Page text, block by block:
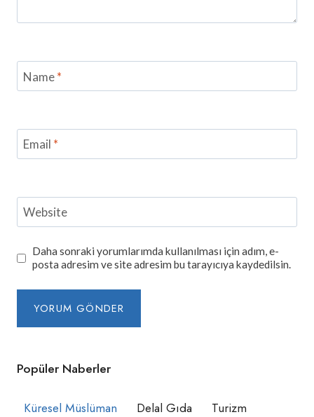
Name*
Email *
Website
Daha sonraki yorumlarımda kullanılması için adım, e-
posta adresim ve site adresim bu tarayıcıya kaydedilsin.
Popüler Naberler
Küresel Müslüman Delal Gıda Turizm